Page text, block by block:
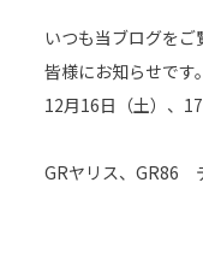
いつも当ブログをご
皆様にお知らせです。
12月16日（土）、
GRヤリス、GR86